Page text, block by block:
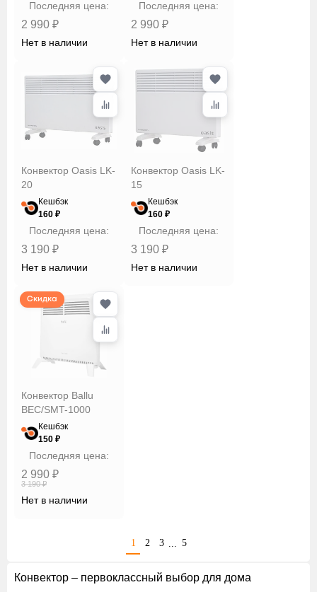
Последняя цена:
2 990 ₽
Нет в наличии
Последняя цена:
2 990 ₽
Нет в наличии
Конвектор Oasis LK-
20
Кешбэк
160 ₽
Последняя цена:
3 190 ₽
Нет в наличии
Конвектор Oasis LK-
15
Кешбэк
160 ₽
Последняя цена:
3 190 ₽
Нет в наличии
Скидка
Конвектор Ballu
BEC/SMT-1000
Кешбэк
150 ₽
Последняя цена:
2 990 ₽
3 190 ₽
Нет в наличии
1 2 3 5
Конвектор – первоклассный выбор для дома